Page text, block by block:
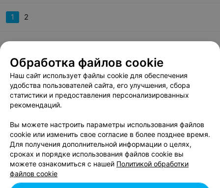
дольше. Сама естественность помещения располагает
к концентрации и духовному росту. Достаточно
остальных.
1 2
Смотрите также
Курсы английского языка в р-не Первомайский в
Минске
Курсы немецкого языка в р-не Первомайский в
Минске
Курсы польского языка в р-не Первомайский в
Минске
Обработка файлов cookie
Наш сайт использует файлы cookie для обеспечения
удобства пользователей сайта, его улучшения, сбора
статистики и предоставления персонализированных
рекомендаций.
Вы можете настроить параметры использования файлов
cookie или изменить свое согласие в более позднее время.
Для получения дополнительной информации о целях,
сроках и порядке использования файлов cookie вы
можете ознакомиться с нашей Политикой обработки
файлов cookie